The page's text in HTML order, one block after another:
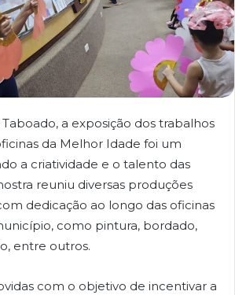
a exposição dos trabalhos
da Melhor Idade foi um
a criatividade e o talento das
reuniu diversas produções
dedicação ao longo das oficinas
como pintura, bordado,
entre outros.
com o objetivo de incentivar a